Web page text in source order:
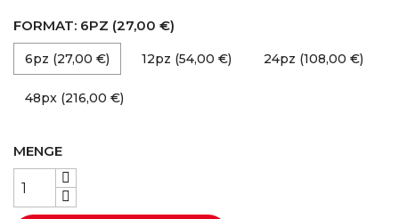
FORMAT: 6PZ (27,00 €)
6pz (27,00 €) 12pz (54,00 €) 24pz (108,00 €)
48px (216,00 €)
MENGE